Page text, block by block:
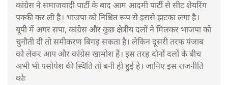
कांग्रेस ने समाजवादी पार्टी के बाद आम आदमी पार्टी से सीट शेयरिंग
पक्की कर ली है। भाजपा को निश्चित रूप से इससे झटका लगा है।
यूपी में अगर सपा, कांग्रेस और कुछ क्षेत्रीय दलों ने मिलकर भाजपा को
चुनौती दी तो समीकरण बिगड़ सकता है। लेकिन दूसरी तरफ पंजाब
को लेकर आप और कांग्रेस खामोश हैं। इस तरह दोनों दलों के बीच
अभी भी पसोपेश की स्थिति तो बनी ही हुई है। जानिए इस राजनीति
कोः